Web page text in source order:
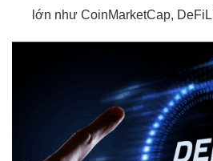
lớn như CoinMarketCap,